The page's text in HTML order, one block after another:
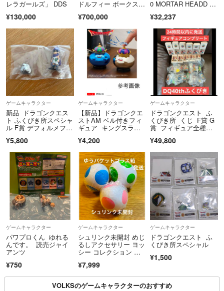
レラガールズ」 DDS
¥130,000
ドルフィー ボークス Y
¥700,000
0 MORTAR HEADD JU
ッド ジュノーン) ファ
ジキット プラモデ
ル ボークス
¥32,237
ゲームキャラクター
新品 ドラゴンクエス
ト ふくびき所スペシャ
ル F賞 デフォルメフィ
エ Ⅴ 勇者
¥5,800
ゲームキャラクター
【新品】ドラゴンクエ
ストAM ベル付きフィ
ギュア キングスライ
グ セット
¥4,200
ゲームキャラクター
ドラゴンクエスト ふ
くびき所 くじ F賞 G
賞 フィギュア全種コ
¥49,800
ゲームキャラクター
パワプロくん ゆれる
んです。 読売ジャイ
アンツ
¥750
ゲームキャラクター
シュリンク未開封 めじ
るしアクセサリー ヨッ
シー コレクション ぴ
ろ スーパーマリオ
¥7,999
ゲームキャラクター
ドラゴンクエスト ふ
くびき所スペシャル
¥1,500
VOLKSのゲームキャラクターのおすすめ